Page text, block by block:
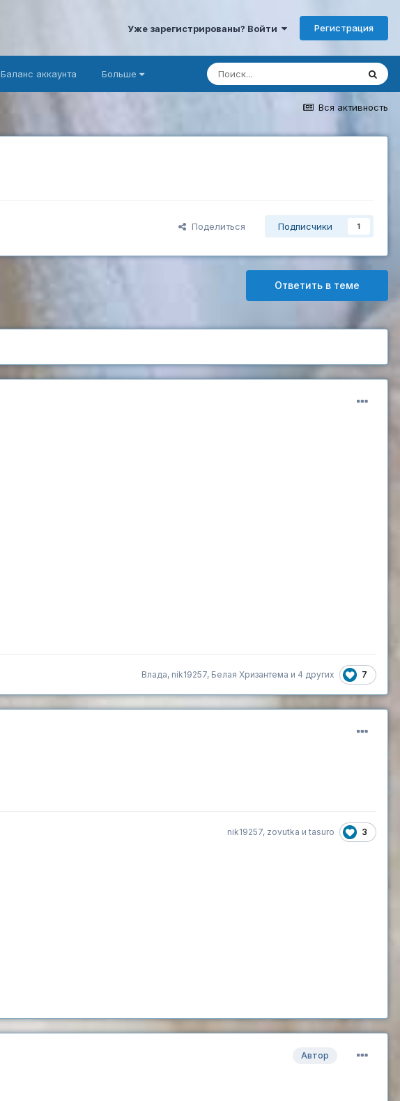
Уже зарегистрированы? Войти Регистрация
Баланс аккаунта Больше
Вся активность
Поделиться Подписчики 1
Ответить в теме
Влада, nik19257, Белая Хризантема и 4 других 7
nik19257, zovutka и tasuro 3
Автор